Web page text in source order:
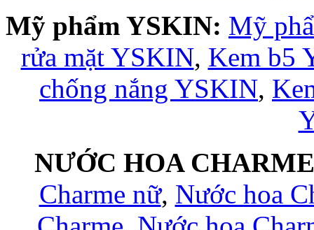
Mỹ phẩm YSKIN: Mỹ
rửa mặt YSKIN, Kem b5
chống nắng YSKIN,
NƯỚC HOA CHARME
Charme nữ, Nước hoa